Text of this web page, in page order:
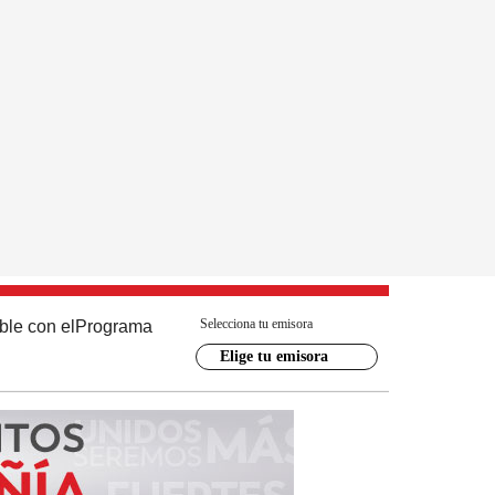
con el Programa Selecciona tu emisora
Elige tu emisora